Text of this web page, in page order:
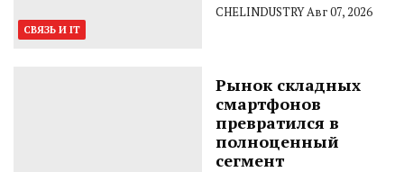
СВЯЗЬ И IT
CHELINDUSTRYАвг 07, 2026
Рынок складных
смартфонов
превратился в
полноценный
сегмент